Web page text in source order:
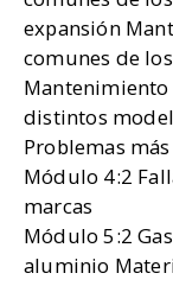
expansión
comunes de
Mantenimiento
distintos
Problemas
Módulo 4:2
marcas
Módulo 5:2
aluminio